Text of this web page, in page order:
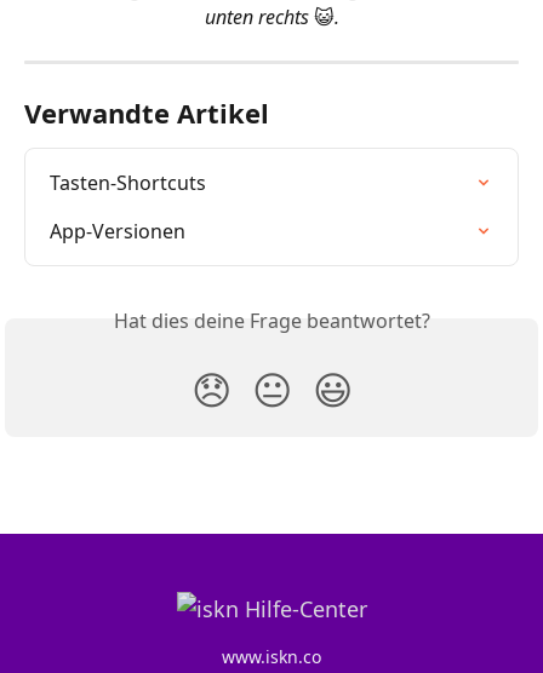
unten rechts 😺.
Verwandte Artikel
Tasten-Shortcuts
App-Versionen
Hat dies deine Frage beantwortet?
😞 😐 😃
www.iskn.co